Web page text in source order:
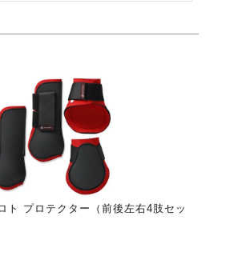
ト プロテクター（前後左右4肢セッ